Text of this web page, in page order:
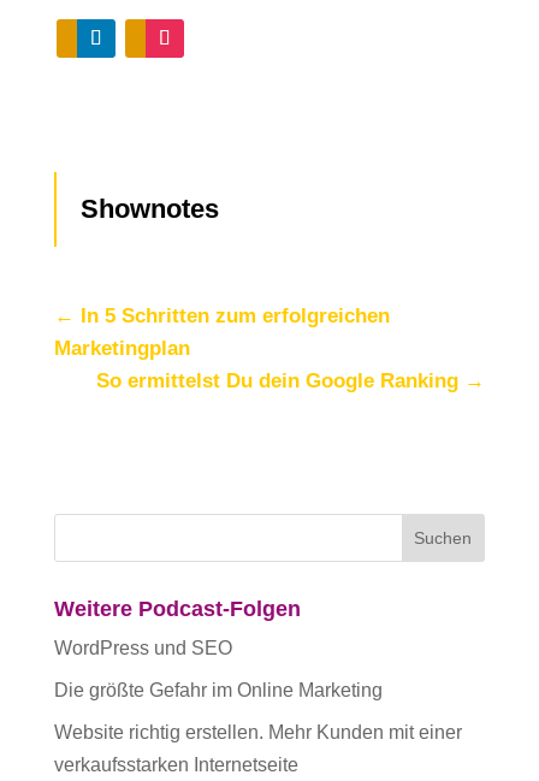
Shownotes
← In 5 Schritten zum erfolgreichen
Marketingplan
So ermittelst Du dein Google Ranking →
Weitere Podcast-Folgen
WordPress und SEO
Die größte Gefahr im Online Marketing
Website richtig erstellen. Mehr Kunden mit einer
verkaufsstarken Internetseite